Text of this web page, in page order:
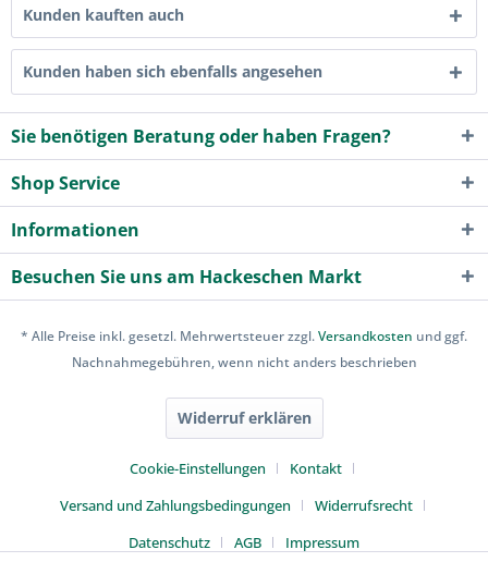
Kunden kauften auch
Kunden haben sich ebenfalls angesehen
Sie benötigen Beratung oder haben Fragen?
Shop Service
Informationen
Besuchen Sie uns am Hackeschen Markt
* Alle Preise inkl. gesetzl. Mehrwertsteuer zzgl.Versandkosten und ggf.
Nachnahmegebühren, wenn nicht anders beschrieben
Widerruf erklären
Cookie-Einstellungen
Kontakt
Versand und Zahlungsbedingungen
Widerrufsrecht
Datenschutz
AGB Impressum